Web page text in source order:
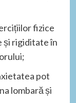
fizice
și rigiditate în
pot
lombară și